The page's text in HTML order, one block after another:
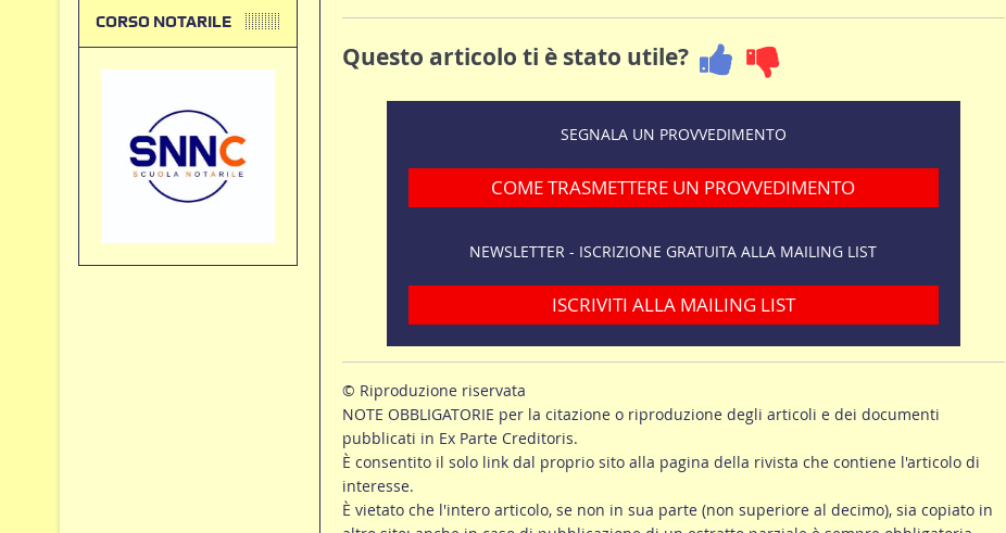
Questo articolo ti è stato utile?
SEGNALA UN PROVVEDIMENTO
COME TRASMETTERE UN PROVVEDIMENTO
NEWSLETTER - ISCRIZIONE GRATUITA ALLA MAILING LIST
ISCRIVITI ALLA MAILING LIST
© Riproduzione riservata
NOTE OBBLIGATORIE per la citazione o riproduzione degli articoli e dei documenti
pubblicati in Ex Parte Creditoris.
È consentito il solo link dal proprio sito alla pagina della rivista che contiene l'articolo di
interesse.
È vietato che l'intero articolo, se non in sua parte (non superiore al decimo), sia copiato in
CORSO NOTARILE